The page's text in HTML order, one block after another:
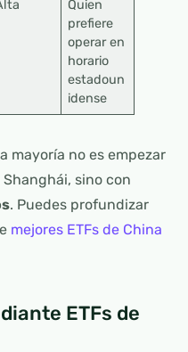
Quien
prefiere
operar en
horario
estadoun
idense
mayoría no es empezar
sino con
. Puedes profundizar
mejores ETFs de China
ETFs de